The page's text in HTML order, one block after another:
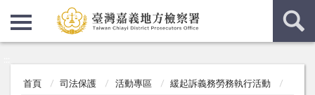
首頁 司法保護 活動專區 緩起訴義務勞務執行活動